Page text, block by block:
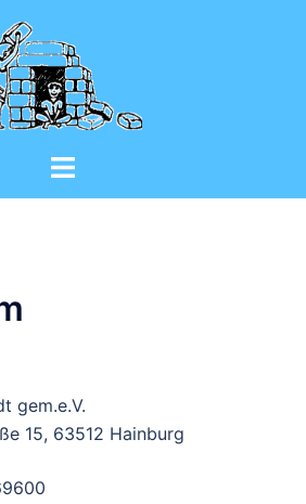
Menü
gem.e.V.
15, 63512 Hainburg